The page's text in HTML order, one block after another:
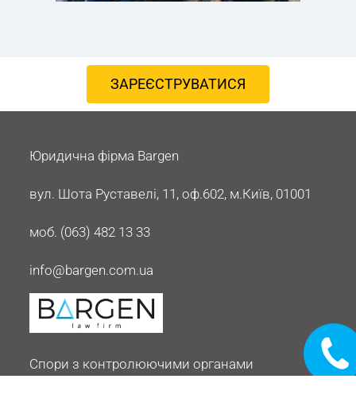
ЗАРЕЄСТРУВАТИСЯ
Юридична фірма Bargen
вул. Шота Руставелі, 11, оф.602, м.Київ, 01001
моб. (063) 482 13 33
info@bargen.com.ua
Спори з контролюючими органами​
дзвінок